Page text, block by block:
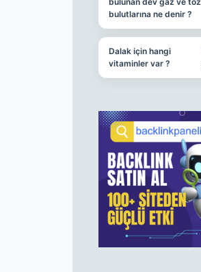
bulutlarına ne denir ?
Dalak için hangi
vitaminler var ?